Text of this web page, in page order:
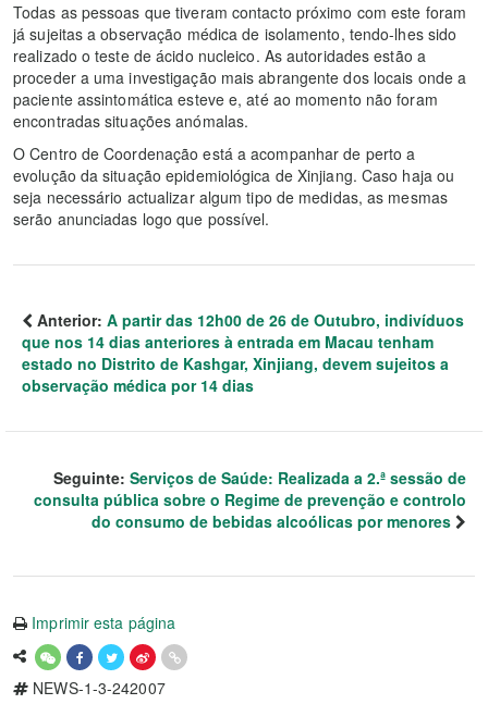
Todas as pessoas que tiveram contacto próximo com este foram
já sujeitas a observação médica de isolamento, tendo-lhes sido
realizado o teste de ácido nucleico. As autoridades estão a
proceder a uma investigação mais abrangente dos locais onde a
paciente assintomática esteve e, até ao momento não foram
encontradas situações anómalas.
O Centro de Coordenação está a acompanhar de perto a
evolução da situação epidemiológica de Xinjiang. Caso haja ou
seja necessário actualizar algum tipo de medidas, as mesmas
serão anunciadas logo que possível.
Anterior: A partir das 12h00 de 26 de Outubro, indivíduos
que nos 14 dias anteriores à entrada em Macau tenham
estado no Distrito de Kashgar, Xinjiang, devem sujeitos a
observação médica por 14 dias
Seguinte: Serviços de Saúde: Realizada a 2.ª sessão de
consulta pública sobre o Regime de prevenção e controlo
do consumo de bebidas alcoólicas por menores
Imprimir esta página
NEWS-1-3-242007